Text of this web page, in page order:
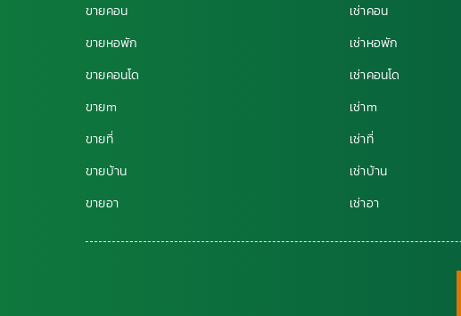
ขายคอน
ขายหอพัก
ขายคอนโด
ขายm
ขายที่
ขายบ้าน
ขายอา
เช่าคอน
เช่าหอพัก
เช่าคอนโด
เช่าm
เช่าที่
เช่าบ้าน
เช่าอา